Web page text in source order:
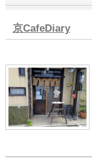
京CafeDiary